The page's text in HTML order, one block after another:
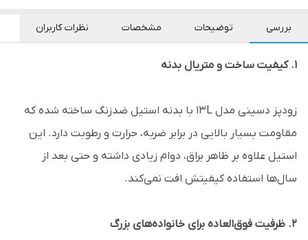
بررسی توضیحات مشخصات نظرات کاربران
۱. کیفیت ساخت و متریال بدنه
زودپز دسینی مدل 13L با بدنه استیل ضدزنگ ساخته شده که
مقاومت بسیار بالایی در برابر ضربه، حرارت و رطوبت دارد. این
استیل علاوه بر ظاهر براق، دوام زیادی داشته و حتی بعد از
سال‌ها استفاده کیفیتش افت نمی‌کند.
۲. ظرفیت فوق‌العاده برای خانواده‌های بزرگ